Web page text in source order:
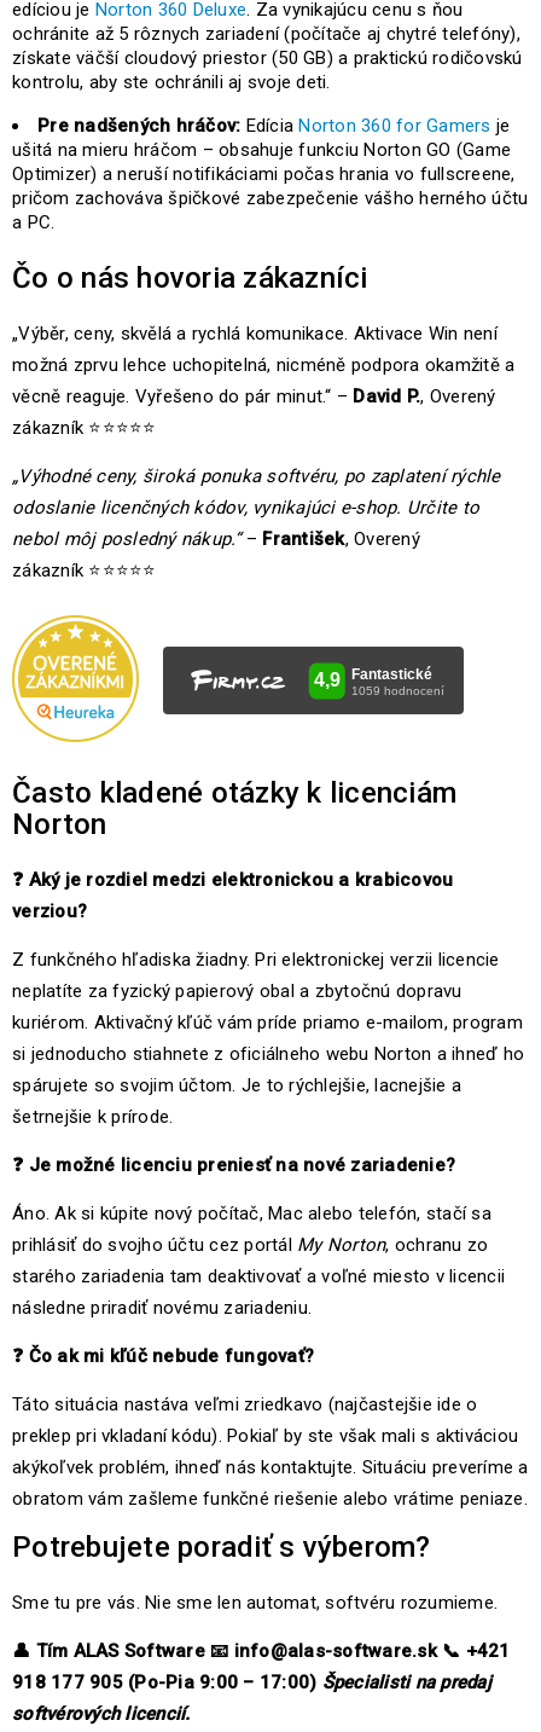
edíciou je Norton 360 Deluxe. Za vynikajúcu cenu s ňou
ochránite až 5 rôznych zariadení (počítače aj chytré telefóny),
získate väčší cloudový priestor (50 GB) a praktickú rodičovskú
kontrolu, aby ste ochránili aj svoje deti.
Pre nadšených hráčov: EdíciaNorton 360 for Gamers je
ušitá na mieru hráčom – obsahuje funkciu Norton GO (Game
Optimizer) a neruší notifikáciami počas hrania vo fullscreene,
pričom zachováva špičkové zabezpečenie vášho herného účtu
a PC.
Čo o nás hovoria zákazníci
„Výběr, ceny, skvělá a rychlá komunikace. Aktivace Win není
možná zprvu lehce uchopitelná, nicméně podpora okamžitě a
věcně reaguje. Vyřešeno do pár minut.“ – David P., Overený
zákazník ⭐⭐⭐⭐⭐
„Výhodné ceny, široká ponuka softvéru, po zaplatení rýchle
odoslanie licenčných kódov, vynikajúci e-shop. Určite to
nebol môj posledný nákup.“– František, Overený
zákazník ⭐⭐⭐⭐⭐
Často kladené otázky k licenciám
Norton
❓ Aký je rozdiel medzi elektronickou a krabicovou
verziou?
Z funkčného hľadiska žiadny. Pri elektronickej verzii licencie
neplatíte za fyzický papierový obal a zbytočnú dopravu
kuriérom. Aktivačný kľúč vám príde priamo e-mailom, program
si jednoducho stiahnete z oficiálneho webu Norton a ihneď ho
spárujete so svojim účtom. Je to rýchlejšie, lacnejšie a
šetrnejšie k prírode.
❓ Je možné licenciu preniesť na nové zariadenie?
Áno. Ak si kúpite nový počítač, Mac alebo telefón, stačí sa
prihlásiť do svojho účtu cez portál My Norton, ochranu zo
starého zariadenia tam deaktivovať a voľné miesto v licencii
následne priradiť novému zariadeniu.
❓ Čo ak mi kľúč nebude fungovať?
Táto situácia nastáva veľmi zriedkavo (najčastejšie ide o
preklep pri vkladaní kódu). Pokiaľ by ste však mali s aktiváciou
akýkoľvek problém, ihneď nás kontaktujte. Situáciu preveríme a
obratom vám zašleme funkčné riešenie alebo vrátime peniaze.
Potrebujete poradiť s výberom?
Sme tu pre vás. Nie sme len automat, softvéru rozumieme.
👤 Tím ALAS Software 📧 info@alas-software.sk 📞 +421
918 177 905 (Po-Pia 9:00 – 17:00) Špecialisti na predaj
softvérových licencií.